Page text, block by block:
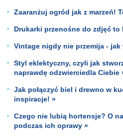
Zaaranżuj ogród jak z marzeń!
Drukarki przenośne do zdjęć to
Vintage nigdy nie przemija -
Styl eklektyczny, czyli jak
naprawdę odzwierciedla Ciebie
Jak połączyć biel i drewno w
inspiracje! »
Czego nie lubią hortensje? O
podczas ich oprawy »